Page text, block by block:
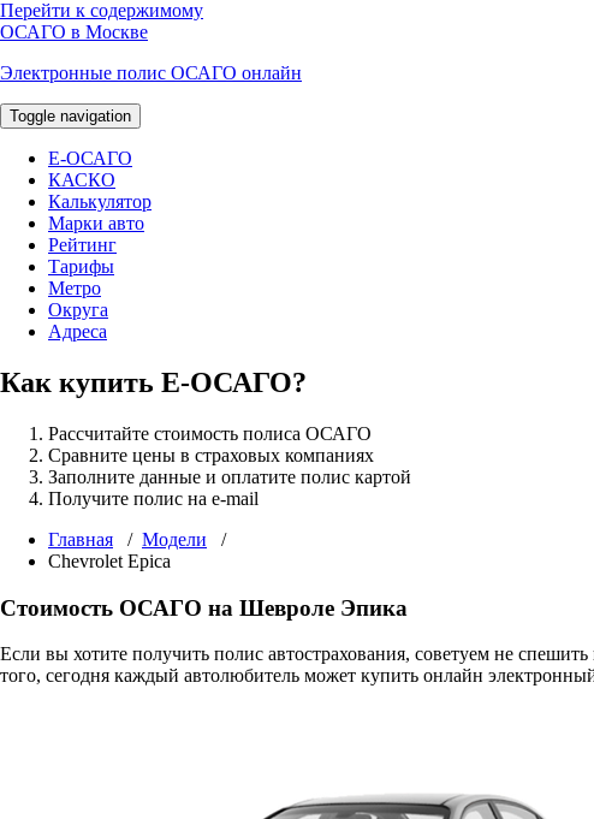
Перейти к содержимому
ОСАГО в Москве
Электронные полис ОСАГО онлайн
Toggle navigation
E-ОСАГО
КАСКО
Калькулятор
Марки авто
Рейтинг
Тарифы
Метро
Округа
Адреса
Как купить Е-ОСАГО?
Рассчитайте стоимость полиса ОСАГО
Сравните цены в страховых компаниях
Заполните данные и оплатите полис картой
Получите полис на e-mail
Главная / Модели /
Chevrolet Epica
Стоимость ОСАГО на Шевроле Эпика
Если вы хотите получить полис автострахования, советуем не
того, сегодня каждый автолюбитель может купить онлайн